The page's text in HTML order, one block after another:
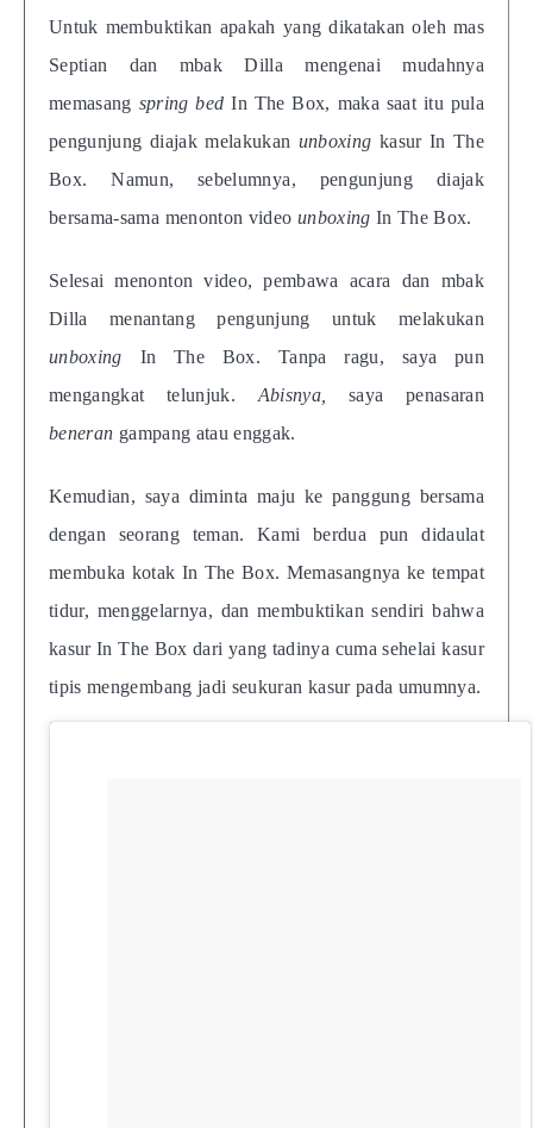
Untuk membuktikan apakah yang dikatakan oleh mas
Septian dan mbak Dilla mengenai mudahnya
memasang spring bed In The Box, maka saat itu pula
pengunjung diajak melakukan unboxing kasur In The
Box. Namun, sebelumnya, pengunjung diajak
bersama-sama menonton video unboxing In The Box.
Selesai menonton video, pembawa acara dan mbak
Dilla menantang pengunjung untuk melakukan
unboxing In The Box. Tanpa ragu, saya pun
mengangkat telunjuk. Abisnya,
saya penasaran
beneran gampang atau enggak.
Kemudian, saya diminta maju ke panggung bersama
dengan seorang teman. Kami berdua pun didaulat
membuka kotak In The Box. Memasangnya ke tempat
tidur, menggelarnya, dan membuktikan sendiri bahwa
kasur In The Box dari yang tadinya cuma sehelai kasur
tipis mengembang jadi seukuran kasur pada umumnya.